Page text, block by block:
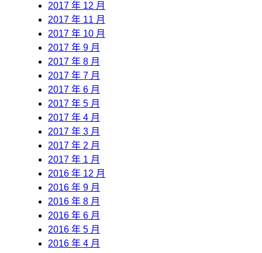
2017 年 12 月
2017 年 11 月
2017 年 10 月
2017 年 9 月
2017 年 8 月
2017 年 7 月
2017 年 6 月
2017 年 5 月
2017 年 4 月
2017 年 3 月
2017 年 2 月
2017 年 1 月
2016 年 12 月
2016 年 9 月
2016 年 8 月
2016 年 6 月
2016 年 5 月
2016 年 4 月